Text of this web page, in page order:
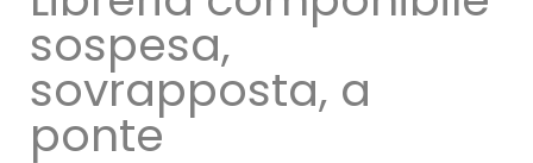
sospesa,
sovrapposta, a
ponte